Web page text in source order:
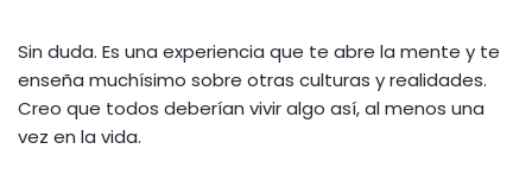
Sin duda. Es una experiencia que te abre la mente y te
enseña muchísimo sobre otras culturas y realidades.
Creo que todos deberían vivir algo así, al menos una
vez en la vida.